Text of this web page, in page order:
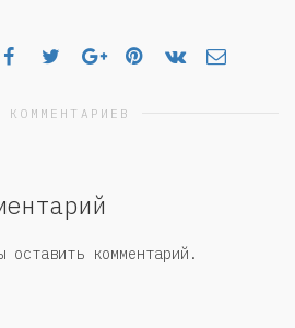
КОММЕНТАРИЕВ
оставить комментарий.